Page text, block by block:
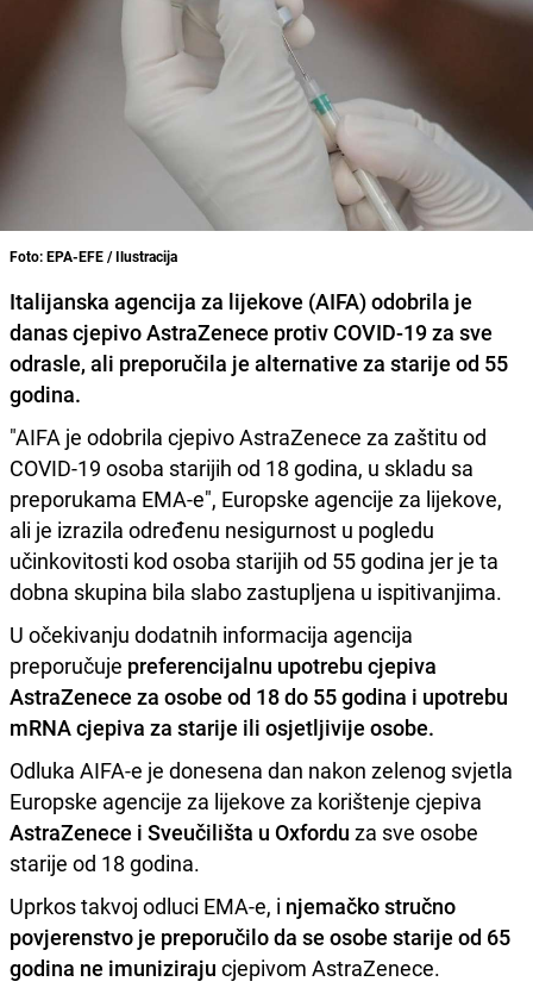
Foto: EPA-EFE / Ilustracija
Italijanska agencija za lijekove (AIFA) odobrila je
danas cjepivo AstraZenece protiv COVID-19 za sve
odrasle, ali preporučila je alternative za starije od 55
godina.
"AIFA je odobrila cjepivo AstraZenece za zaštitu od
COVID-19 osoba starijih od 18 godina, u skladu sa
preporukama EMA-e", Europske agencije za lijekove,
ali je izrazila određenu nesigurnost u pogledu
učinkovitosti kod osoba starijih od 55 godina jer je ta
dobna skupina bila slabo zastupljena u ispitivanjima.
U očekivanju dodatnih informacija agencija
preporučuje preferencijalnu upotrebu cjepiva
AstraZenece za osobe od 18 do 55 godina i upotrebu
mRNA cjepiva za starije ili osjetljivije osobe.
Odluka AIFA-e je donesena dan nakon zelenog svjetla
Europske agencije za lijekove za korištenje cjepiva
AstraZenece i Sveučilišta u Oxfordu za sve osobe
starije od 18 godina.
Uprkos takvoj odluci EMA-e, i njemačko stručno
povjerenstvo je preporučilo da se osobe starije od 65
godina ne imuniziraju cjepivom AstraZenece.